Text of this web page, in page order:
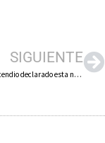
SIGUIENTE
Controlado el incendio declarado esta noche en la ladera sur de la peña Isasa de Arnedo